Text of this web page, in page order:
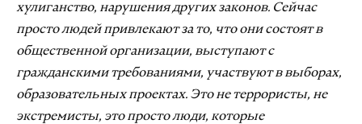
хулиганство, нарушения других законов. Сейчас
просто людей привлекают за то, что они состоят в
общественной организации, выступают с
гражданскими требованиями, участвуют в выборах,
образовательных проектах. Это не террористы, не
экстремисты, это просто люди, которые